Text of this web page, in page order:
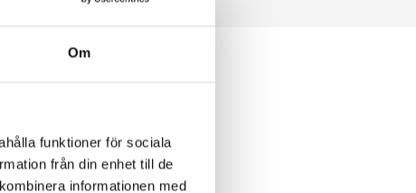
Om
funktioner för sociala
från din enhet till de
informationen med